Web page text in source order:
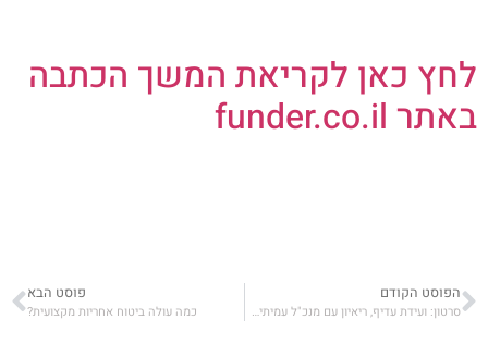
לחץ כאן לקריאת המשך הכתבה
באתר funder.co.il
הפוסט הקודם
סרטון: ועידת עדיף, ריאיון עם מנכ"ל עמיתים קרנות הפנסיה הוותיקות על ההווה והעתיד
פוסט הבא
כמה עולה ביטוח אחריות מקצועית?